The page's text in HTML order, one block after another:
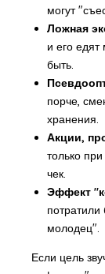
могут
Ложная
и его
быть.
порче,
хранения.
Акции,
только
чек.
Эффект
молодец".
Если цель